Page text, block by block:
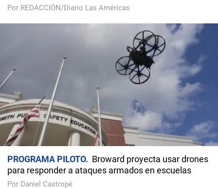
Por REDACCIÓN/Diario Las Américas
PROGRAMA PILOTO
Broward proyecta usar drones
para responder a ataques armados en escuelas
Por Daniel Castropé